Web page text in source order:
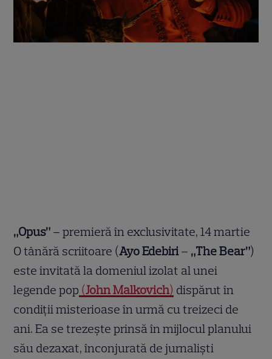
„Opus” – premieră în exclusivitate, 14 martie
O tânără scriitoare (Ayo Edebiri– „The Bear”)
este invitată la domeniul izolat al unei
legende pop (John Malkovich) dispărut în
condiții misterioase în urmă cu treizeci de
ani. Ea se trezește prinsă în mijlocul planului
său dezaxat, înconjurată de jurnaliști